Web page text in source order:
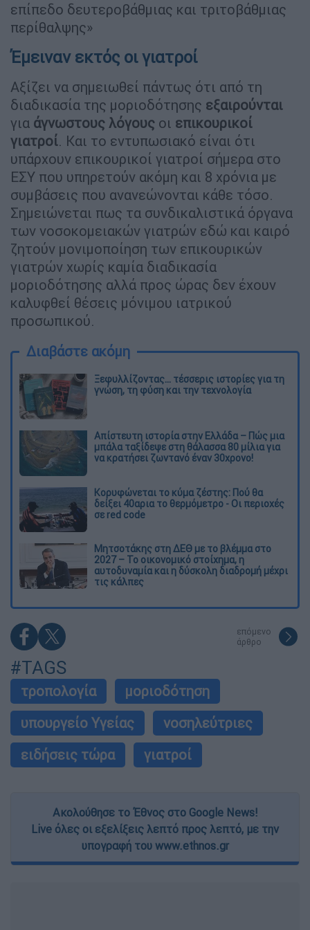
επίπεδο δευτεροβάθμιας και τριτοβάθμιας
περίθαλψης»
Έμειναν εκτός οι γιατροί
Αξίζει να σημειωθεί πάντως ότι από τη
διαδικασία της μοριοδότησης εξαιρούνται
για άγνωστους λόγους οι επικουρικοί
γιατροί. Και το εντυπωσιακό είναι ότι
υπάρχουν επικουρικοί γιατροί σήμερα στο
ΕΣΥ που υπηρετούν ακόμη και 8 χρόνια με
συμβάσεις που ανανεώνονται κάθε τόσο.
Σημειώνεται πως τα συνδικαλιστικά όργανα
των νοσοκομειακών γιατρών εδώ και καιρό
ζητούν μονιμοποίηση των επικουρικών
γιατρών χωρίς καμία διαδικασία
μοριοδότησης αλλά προς ώρας δεν έχουν
καλυφθεί θέσεις μόνιμου ιατρικού
προσωπικού.
Διαβάστε ακόμη
Ξεφυλλίζοντας... τέσσερις ιστορίες για τη
γνώση, τη φύση και την τεχνολογία
Απίστευτη ιστορία στην Ελλάδα – Πώς μια
μπάλα ταξίδεψε στη θάλασσα 80 μίλια για
να κρατήσει ζωντανό έναν 30χρονο!
Κορυφώνεται το κύμα ζέστης: Πού θα
δείξει 40αρια το θερμόμετρο - Οι περιοχές
σε red code
Μητσοτάκης στη ΔΕΘ με το βλέμμα στο
2027 – Το οικονομικό στοίχημα, η
αυτοδυναμία και η δύσκολη διαδρομή μέχρι
τις κάλπες
επόμενο
άρθρο
#TAGS
τροπολογία
μοριοδότηση
υπουργείο Υγείας
νοσηλεύτριες
ειδήσεις τώρα
γιατροί
Ακολούθησε το Έθνος στο Google News!
Live όλες οι εξελίξεις λεπτό προς λεπτό, με την
υπογραφή του www.ethnos.gr